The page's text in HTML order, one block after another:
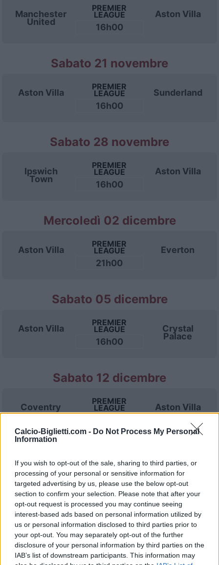
Calcio-Biglietti.com - Do Not Process My Personal
Information
If you wish to opt-out of the sale, sharing to third parties, or
processing of your personal or sensitive information for
targeted advertising by us, please use the below opt-out
section to confirm your selection. Please note that after your
opt-out request is processed you may continue seeing
interest-based ads based on personal information utilized by
us or personal information disclosed to third parties prior to
your opt-out. You may separately opt-out of the further
disclosure of your personal information by third parties on the
IAB’s list of downstream participants. This information may
Manchester
United
PREMIER
LEAGUE
16h00
Aston Villa
Sabato 21 novembre
Aston Villa
PREMIER
LEAGUE
16h00
Sunderland
Sabato 28 novembre
Ipswich
Town
PREMIER
LEAGUE
16h00
Aston Villa
Mercoledì 02 dicembre
Aston Villa
PREMIER
LEAGUE
21h00
Everton
Sabato 05 dicembre
Aston Villa
PREMIER
LEAGUE
16h00
Crystal
Palace
Sabato 12 dicembre
Coventry
PREMIER
LEAGUE Aston Villa
Chelsea
PREMIER
LEAGUE
16h00
Aston Villa
Sabato 26 dicembre
PREMIER